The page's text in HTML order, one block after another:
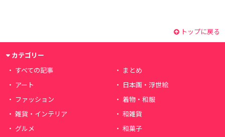
トップに戻る
カテゴリー
すべての記事
まとめ
アート
日本画・浮世絵
ファッション
着物・和服
雑貨・インテリア
和雑貨
グルメ
和菓子